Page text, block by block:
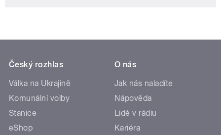
Stanice
eShop
mujRozhlas
Lidé v rádiu
Rozhlasový poplatek